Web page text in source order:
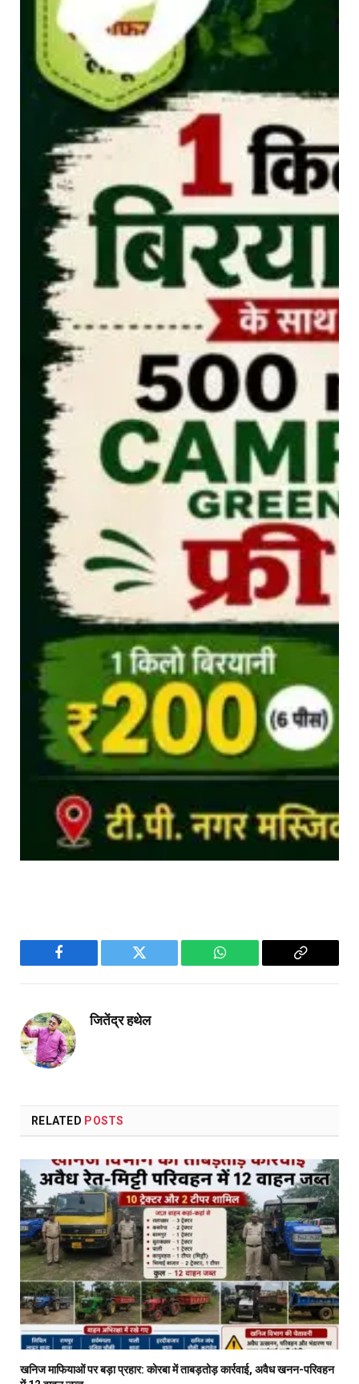
Facebook Twitter WhatsApp
Copy
जितेंद्र हथेल
RELATED POSTS
खनिज माफियाओं पर बड़ा प्रहार: कोरबा में ताबड़तोड़ कार्रवाई, अवैध खनन-परिवहन